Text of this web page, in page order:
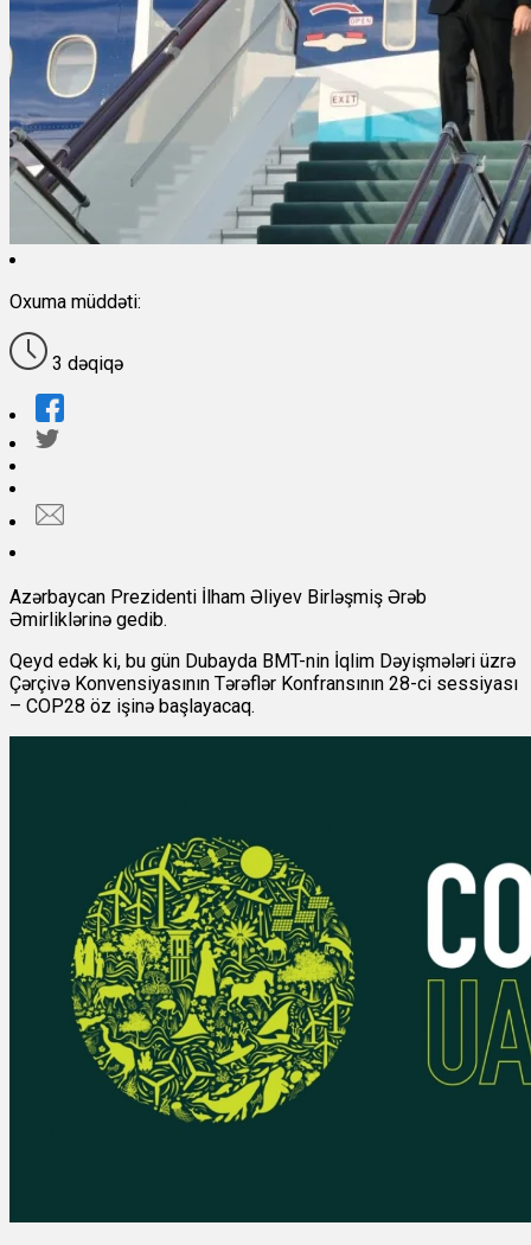
Oxuma müddəti:
3 dəqiqə
Azərbaycan Prezidenti İlham Əliyev Birləşmiş Ərəb
Əmirliklərinə gedib.
Qeyd edək ki, bu gün Dubayda BMT-nin İqlim Dəyişmələri üzrə
Çərçivə Konvensiyasının Tərəflər Konfransının 28-ci sessiyası
– COP28 öz işinə başlayacaq.